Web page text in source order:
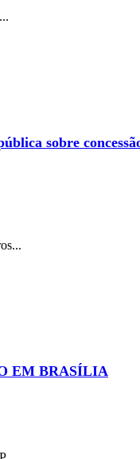
sobre
EM BRASÍLIA